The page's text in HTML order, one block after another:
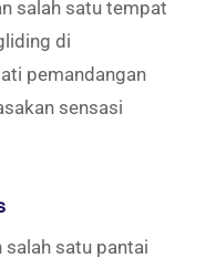
salah satu tempat
di
pemandangan
sensasi
satu pantai